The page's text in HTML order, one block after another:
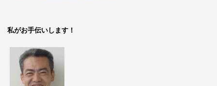
私がお手伝いします！